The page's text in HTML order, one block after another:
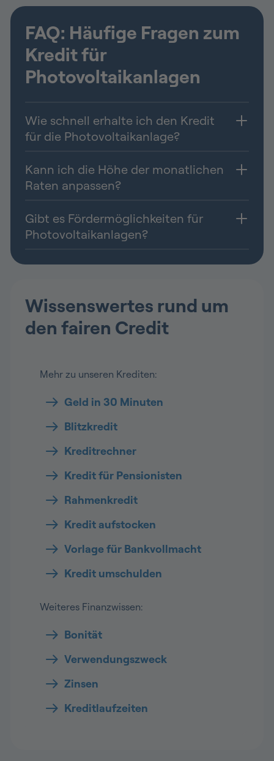
FAQ: Häufige Fragen zum
Kredit für
Photovoltaikanlagen
Wie schnell erhalte ich den Kredit
für die Photovoltaikanlage?
Kann ich die Höhe der monatlichen
Raten anpassen?
Gibt es Fördermöglichkeiten für
Photovoltaikanlagen?
Wissenswertes rund um
den fairen Credit
Mehr zu unseren Krediten:
Geld in 30 Minuten
Blitzkredit
Kreditrechner
Kredit für Pensionisten
Rahmenkredit
Kredit aufstocken
Vorlage für Bankvollmacht
Kredit umschulden
Weiteres Finanzwissen:
Bonität
Verwendungszweck
Zinsen
Kreditlaufzeiten